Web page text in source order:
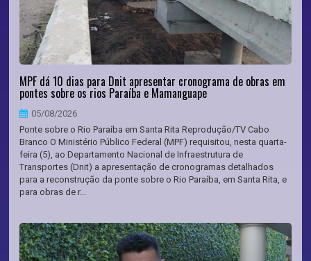
MPF dá 10 dias para Dnit apresentar cronograma de obras em
pontes sobre os rios Paraíba e Mamanguape
05/08/2026
Ponte sobre o Rio Paraíba em Santa Rita Reprodução/TV Cabo
Branco O Ministério Público Federal (MPF) requisitou, nesta quarta-
feira (5), ao Departamento Nacional de Infraestrutura de
Transportes (Dnit) a apresentação de cronogramas detalhados
para a reconstrução da ponte sobre o Rio Paraíba, em Santa Rita, e
para obras de r...